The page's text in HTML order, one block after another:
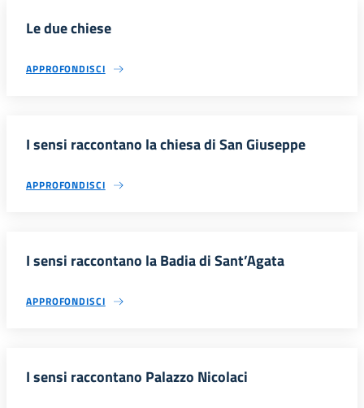
Le due chiese
APPROFONDISCI
I sensi raccontano la chiesa di San Giuseppe
APPROFONDISCI
I sensi raccontano la Badia di Sant’Agata
APPROFONDISCI
I sensi raccontano Palazzo Nicolaci